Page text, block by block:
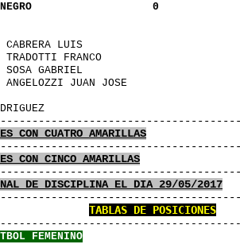
0
CABRERA
TRADOTTI
SOSA
ANGELOZZI JUAN
RODRIGUEZ
CON CUATRO AMARILLAS
CON CINCO AMARILLAS
DE DISCIPLINA EL DIA 29/05/2017
TABLAS DE POSICIONES
FEMENINO